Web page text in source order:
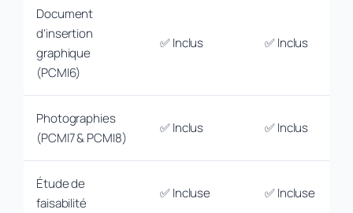
Document
d’insertion
graphique
(PCMI6)
✅ Inclus ✅ Inclus
Photographies
(PCMI7 & PCMI8)
✅ Inclus ✅ Inclus
Étude de
faisabilité
✅ Incluse ✅ Incluse